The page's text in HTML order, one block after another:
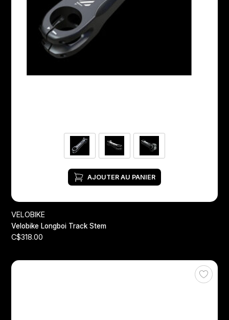
AJOUTER AU PANIER
VELOBIKE
Velobike Longboi Track Stem
C$318.00